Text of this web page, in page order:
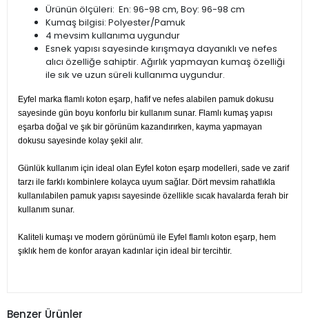
Ürünün ölçüleri: En: 96-98 cm, Boy: 96-98 cm
Kumaş bilgisi: Polyester/Pamuk
4 mevsim kullanıma uygundur
Esnek yapısı sayesinde kırışmaya dayanıklı ve nefes
alıcı özelliğe sahiptir. Ağırlık yapmayan kumaş özelliği
ile sık ve uzun süreli kullanıma uygundur.
Eyfel marka flamlı koton eşarp, hafif ve nefes alabilen pamuk dokusu
sayesinde gün boyu konforlu bir kullanım sunar. Flamlı kumaş yapısı
eşarba doğal ve şık bir görünüm kazandırırken, kayma yapmayan
dokusu sayesinde kolay şekil alır.
Günlük kullanım için ideal olan Eyfel koton eşarp modelleri, sade ve zarif
tarzı ile farklı kombinlere kolayca uyum sağlar. Dört mevsim rahatlıkla
kullanılabilen pamuk yapısı sayesinde özellikle sıcak havalarda ferah bir
kullanım sunar.
Kaliteli kumaşı ve modern görünümü ile Eyfel flamlı koton eşarp, hem
şıklık hem de konfor arayan kadınlar için ideal bir tercihtir.
Benzer Ürünler